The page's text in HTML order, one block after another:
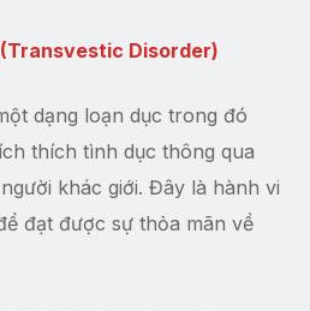
Disorder)
dạng loạn dục trong đó
thích tình dục thông qua
khác giới. Đây là hành vi
đạt được sự thỏa mãn về